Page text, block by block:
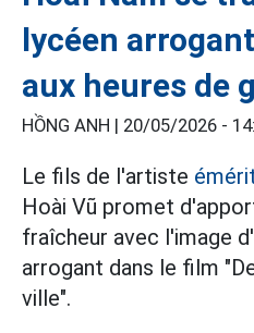
lycéen
aux heures de
HỒNG ANH | 20/05/2026 -
Le fils de l'artiste
Hoài Vũ promet
fraîcheur avec l'image
arrogant dans le film
ville".